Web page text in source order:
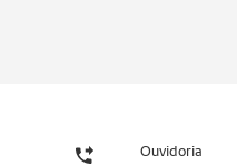
Ouvidoria